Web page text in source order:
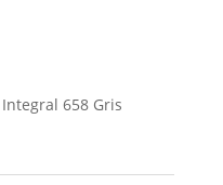
658 Gris